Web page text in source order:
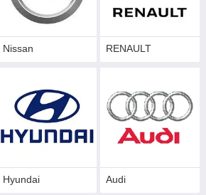
Nissan RENAULT
Hyundai Audi